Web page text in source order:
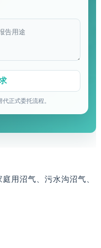
正式委托流程。
用沼气、污水沟沼气、